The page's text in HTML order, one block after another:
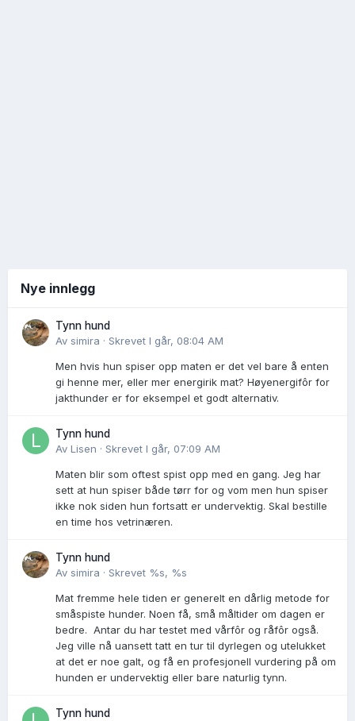
Nye innlegg
Tynn hund
Av simira · Skrevet I går, 08:04 AM
Men hvis hun spiser opp maten er det vel bare å enten
gi henne mer, eller mer energirik mat? Høyenergifôr for
jakthunder er for eksempel et godt alternativ.
Tynn hund
Av Lisen · Skrevet I går, 07:09 AM
Maten blir som oftest spist opp med en gang. Jeg har
sett at hun spiser både tørr for og vom men hun spiser
ikke nok siden hun fortsatt er undervektig. Skal bestille
en time hos vetrinæren.
Tynn hund
Av simira · Skrevet %s, %s
Mat fremme hele tiden er generelt en dårlig metode for
småspiste hunder. Noen få, små måltider om dagen er
bedre. Antar du har testet med vårfôr og råfôr også.
Jeg ville nå uansett tatt en tur til dyrlegen og utelukket
at det er noe galt, og få en profesjonell vurdering på om
hunden er undervektig eller bare naturlig tynn.
Tynn hund